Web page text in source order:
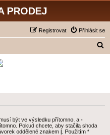
PRODEJ
Přihlásit se
Registrovat
a
t
být ve výsledku přítomno, a -
Pokud chcete, aby stačila shoda
oddělené znakem | . Použitím *